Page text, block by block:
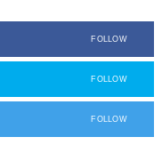
FOLLOW
FOLLOW
FOLLOW